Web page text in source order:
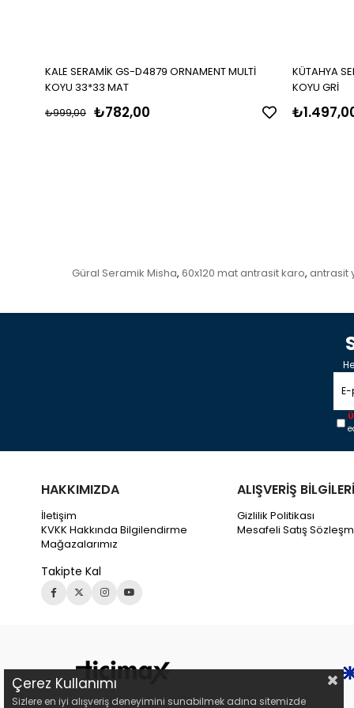
KALE SERAMİK GS-D4879 ORNAMENT MULTİ
KOYU 33*33 MAT
₺782,00
₺999,00
KÜTAHYA
KOYU GRİ
Güral Seramik Misha, 60x120 mat antrasit karo, antrasit
HAKKIMIZDA
İletişim
KVKK Hakkında Bilgilendirme
Mağazalarımız
Takipte Kal
ALIŞVERİŞ BİLGİLERİ
Gizlilik Politikası
Mesafeli Satış
Çerez Kullanımı
Sizlere en iyi alışveriş deneyimini sunabilmek adına sitemizde